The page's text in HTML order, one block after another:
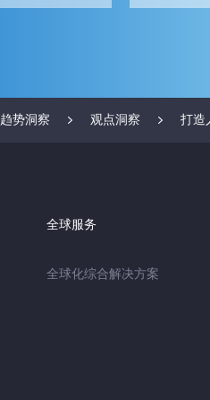
趋势洞察 观点洞察 打造
全球服务
全球化综合解决方案